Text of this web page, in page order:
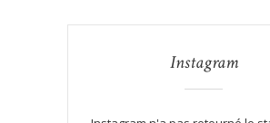
Instagram